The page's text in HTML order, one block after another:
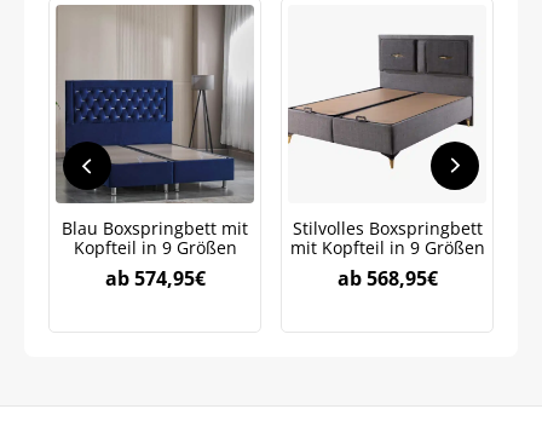
Blau Boxspringbett mit
Kopfteil in 9 Größen
ab574,95€
Stilvolles Boxspringbett
mit Kopfteil in 9 Größen
ab568,95€
Jetzt5% Rabatt